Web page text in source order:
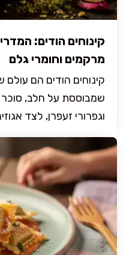
קינוחים הודים:
מרקמים וחומרי גלם
קינוחים הודים הם
שמבוססת על חלב, סוכר
וגפרורי זעפרן, לצד